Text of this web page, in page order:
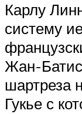
Карлу
систему
Жан-
шартреза
Гукье с